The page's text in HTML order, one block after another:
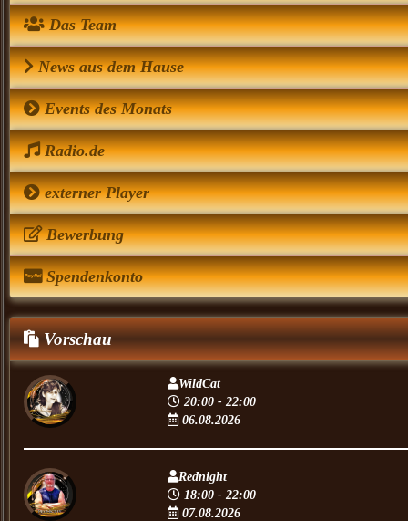
Das Team
News aus dem Hause
Events des Monats
Radio.de
externer Player
Bewerbung
Spendenkonto
Vorschau
WildCat
20:00 - 22:00
06.08.2026
Rednight
18:00 - 22:00
07.08.2026